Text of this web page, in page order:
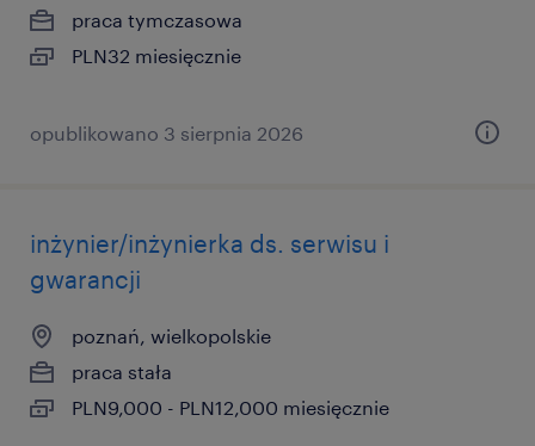
praca tymczasowa
PLN32 miesięcznie
opublikowano 3 sierpnia 2026
inżynier/inżynierka ds. serwisu i
gwarancji
poznań, wielkopolskie
praca stała
PLN9,000 - PLN12,000 miesięcznie